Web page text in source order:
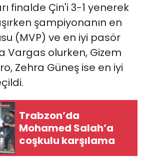
finalde Çin'i 3-1 yenerek
şampiyonanın en
(MVP) ve en iyi pasör
Vargas olurken, Gizem
Zehra Güneş ise en iyi
Trabzon’da
Mohamed Salah’a
coşkulu karşılama